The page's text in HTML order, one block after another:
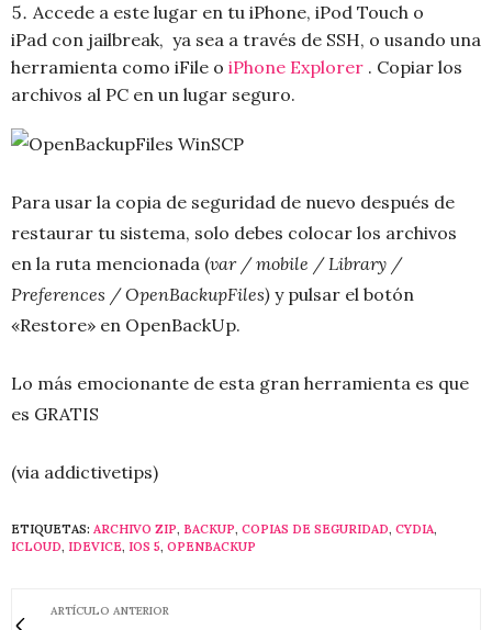
Accede a este lugar en tu iPhone, iPod Touch o
iPad con jailbreak, ya sea a través de SSH, o usando una
herramienta como iFile o iPhone Explorer . Copiar los
archivos al PC en un lugar seguro.
Para usar la copia de seguridad de nuevo después de
restaurar tu sistema, solo debes colocar los archivos
en la ruta mencionada (var / mobile / Library /
Preferences / OpenBackupFiles) y pulsar el botón
«Restore» en OpenBackUp.
Lo más emocionante de esta gran herramienta es que
es GRATIS
(via addictivetips)
ETIQUETAS: ARCHIVO ZIP, BACKUP, COPIAS DE SEGURIDAD, CYDIA,
ICLOUD, IDEVICE, IOS 5, OPENBACKUP
ARTÍCULO ANTERIOR